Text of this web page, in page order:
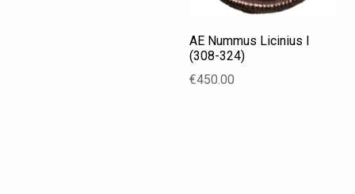
AE Nummus Licinius I
(308-324)
€450.00